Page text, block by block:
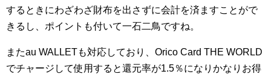
するときにわざわざ財布を出さずに会計を済ますことがで
きるし、ポイントも付いて一石二鳥ですね。
またau WALLETも対応しており、Orico Card THE WORLD
でチャージして使用すると還元率が1.5％になりかなりお得